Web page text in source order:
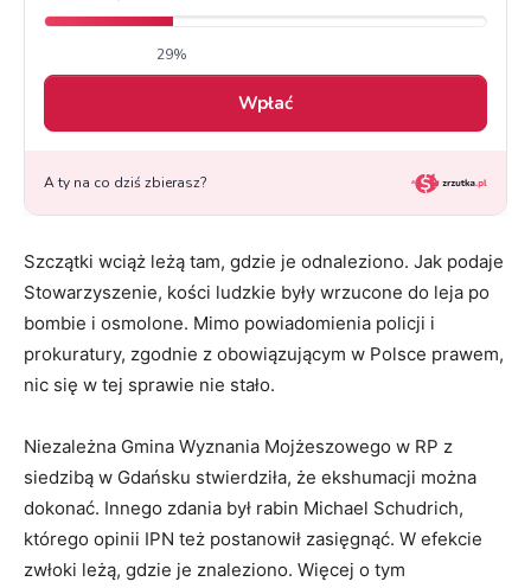
Szczątki wciąż leżą tam, gdzie je odnaleziono. Jak podaje
Stowarzyszenie, kości ludzkie były wrzucone do leja po
bombie i osmolone. Mimo powiadomienia policji i
prokuratury, zgodnie z obowiązującym w Polsce prawem,
nic się w tej sprawie nie stało.
Niezależna Gmina Wyznania Mojżeszowego w RP z
siedzibą w Gdańsku stwierdziła, że ekshumacji można
dokonać. Innego zdania był rabin Michael Schudrich,
którego opinii IPN też postanowił zasięgnąć. W efekcie
zwłoki leżą, gdzie je znaleziono. Więcej o tym